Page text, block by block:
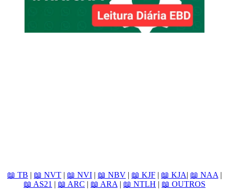
📖 TB | 📖 NVT | 📖 NVI | 📖 NBV | 📖 KJF | 📖 KJA| 📖 NAA |
📖 AS21 | 📖 ARC | 📖 ARA | 📖 NTLH | 📖 OUTROS